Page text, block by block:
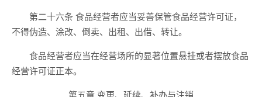
第二十六条 食品经营者应当妥善保管食品经营许可证，
不得伪造、涂改、倒卖、出租、出借、转让。
食品经营者应当在经营场所的显著位置悬挂或者摆放食品
经营许可证正本。
第五章 变更、延续、补办与注销